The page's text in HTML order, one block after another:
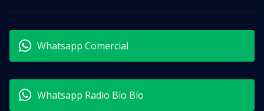
Whatsapp Comercial
Whatsapp Radio Bío Bío